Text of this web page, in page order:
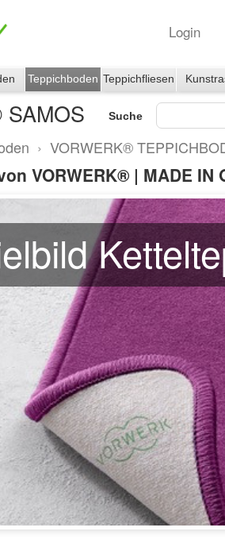
Login
Teppichboden Teppichfliesen
Suche
› VORWERK®
VORWERK® | MADE IN